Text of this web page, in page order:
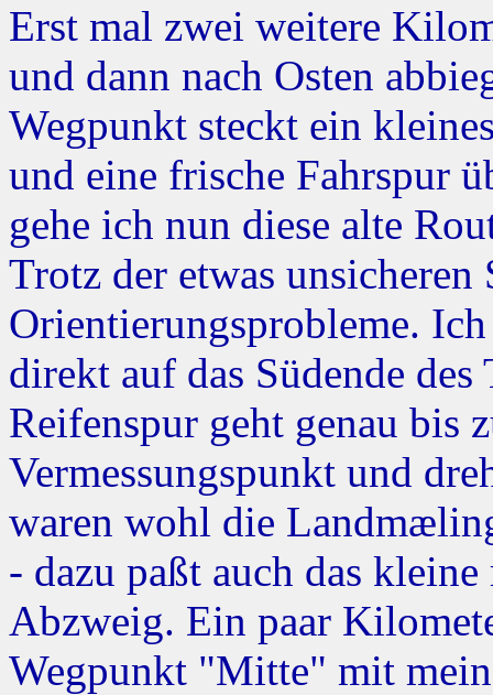
Erst mal zwei weitere
und dann nach Osten
Wegpunkt steckt ein
und eine frische Fahrspur
gehe ich nun diese alte
Trotz der etwas unsicheren
Orientierungsprobleme.
direkt auf das Südende
Reifenspur geht genau bis
Vermessungspunkt und
waren wohl die
- dazu paßt auch das
Abzweig. Ein paar
Wegpunkt "Mitte" mit